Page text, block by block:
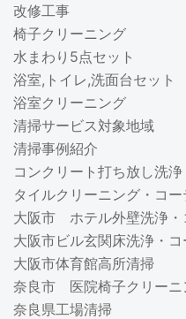
改修工事
椅子クリーニング
水まわり5点セット
浴室,トイレ,洗面台セット
浴室クリーニング
清掃サービス対象地域
清掃事例紹介
コンクリート打ち放し洗
タイルクリーニング・コ
大阪市 ホテル外壁洗浄・
大阪市ビル玄関床洗浄・
大阪市体育館高所清掃
奈良市 医院椅子クリーニ
奈良県工場清掃